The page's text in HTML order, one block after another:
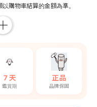
購物車結算的金額為準。
7 天
鑑賞期
正品
品牌保固